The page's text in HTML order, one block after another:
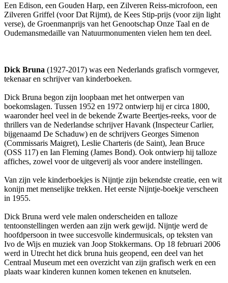
Een Edison, een Gouden Harp, een Zilveren Reiss-microfoon, een
Zilveren Griffel (voor Dat Rijmt), de Kees Stip-prijs (voor zijn light
verse), de Groenmanprijs van het Genootschap Onze Taal en de
Oudemansmedaille van Natuurmonumenten vielen hem ten deel.
Dick Bruna (1927-2017) was een Nederlands grafisch vormgever,
tekenaar en schrijver van kinderboeken.
Dick Bruna begon zijn loopbaan met het ontwerpen van
boekomslagen. Tussen 1952 en 1972 ontwierp hij er circa 1800,
waaronder heel veel in de bekende Zwarte Beertjes-reeks, voor de
thrillers van de Nederlandse schrijver Havank (Inspecteur Carlier,
bijgenaamd De Schaduw) en de schrijvers Georges Simenon
(Commissaris Maigret), Leslie Charteris (de Saint), Jean Bruce
(OSS 117) en Ian Fleming (James Bond). Ook ontwierp hij talloze
affiches, zowel voor de uitgeverij als voor andere instellingen.
Van zijn vele kinderboekjes is Nijntje zijn bekendste creatie, een wit
konijn met menselijke trekken. Het eerste Nijntje-boekje verscheen
in 1955.
Dick Bruna werd vele malen onderscheiden en talloze
tentoonstellingen werden aan zijn werk gewijd. Nijntje werd de
hoofdpersoon in twee succesvolle kindermusicals, op teksten van
Ivo de Wijs en muziek van Joop Stokkermans. Op 18 februari 2006
werd in Utrecht het dick bruna huis geopend, een deel van het
Centraal Museum met een overzicht van zijn grafisch werk en een
plaats waar kinderen kunnen komen tekenen en knutselen.